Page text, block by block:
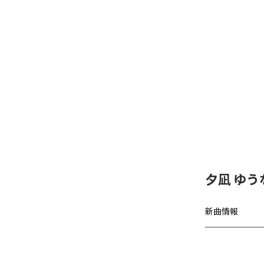
夕凪 ゆう
新曲情報